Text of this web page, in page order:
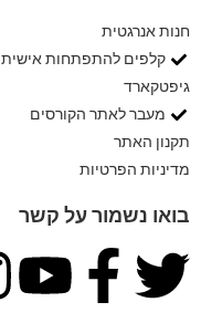
חנות אנרגטית
קלפים להתפתחות אישית
גיפטקארד
מעבר לאתר הקורסים
תקנון האתר
מדיניות הפרטיות
בואו נשמור על קשר